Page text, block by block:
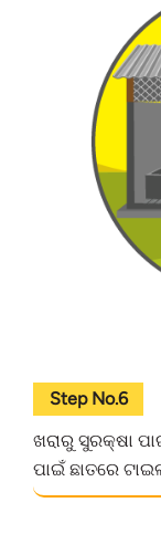
Step No.6
ଖରାରୁ ସୁରକ୍ଷା
ପାଇଁ ଛାତରେ